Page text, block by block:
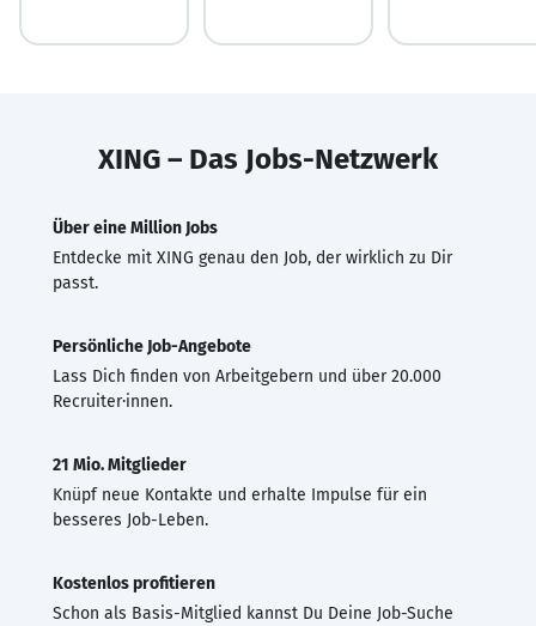
XING – Das Jobs-Netzwerk
Über eine Million Jobs
Entdecke mit XING genau den Job, der wirklich zu Dir
passt.
Persönliche Job-Angebote
Lass Dich finden von Arbeitgebern und über 20.000
Recruiter·innen.
21 Mio. Mitglieder
Knüpf neue Kontakte und erhalte Impulse für ein
besseres Job-Leben.
Kostenlos profitieren
Schon als Basis-Mitglied kannst Du Deine Job-Suche